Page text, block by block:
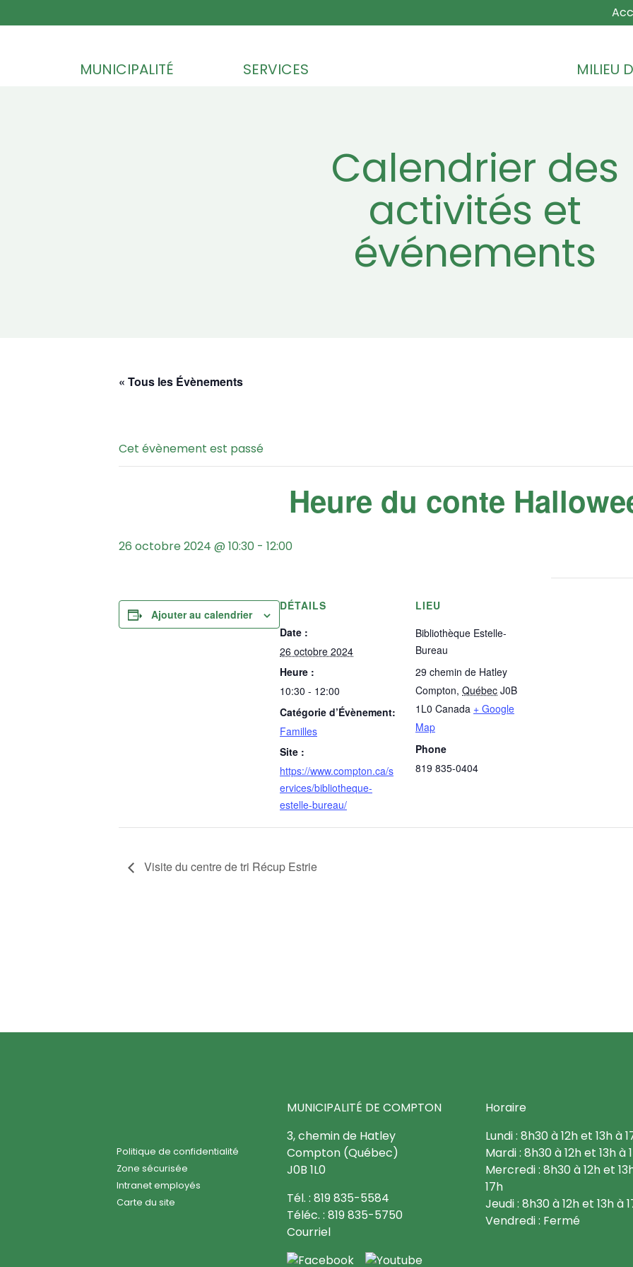
MAIN
MUNICIPALITÉ SERVICES MILIEU
Calendrier des
activités et
événements
« Tous les Évènements
Cet évènement est passé
Heure du conte
26 octobre 2024 @ 10:30 - 12:00
Ajouter au calendrier
DÉTAILS
Date :
26 octobre 2024
Heure :
10:30 - 12:00
Catégorie d’Évènement:
Familles
Site :
https://www.compton.ca/s
ervices/bibliotheque-
estelle-bureau/
LIEU
Bibliothèque Estelle-
Bureau
29 chemin de Hatley
Compton, Québec J0B
1L0 Canada + Google
Map
Phone
819 835-0404
Visite du centre de tri Récup Estrie
Politique de confidentialité
Zone sécurisée
Intranet employés
Carte du site
MUNICIPALITÉ DE COMPTON
3, chemin de Hatley
Compton (Québec)
J0B 1L0
Tél. : 819 835-5584
Téléc. : 819 835-5750
Courriel
Horaire
Lundi : 8h30 à 12h et 13h à
Mardi : 8h30 à 12h et 13h à
Mercredi : 8h30 à 12h et
17h
Jeudi : 8h30 à 12h et 13h à
Vendredi : Fermé